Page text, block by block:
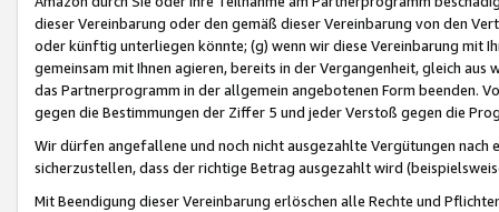
dieser Vereinbarung oder den gemäß dieser Vereinbarung von den
oder künftig unterliegen könnte; (g) wenn wir diese Vereinbarung mit
gemeinsam mit Ihnen agieren, bereits in der Vergangenheit, gleich
das Partnerprogramm in der allgemein angebotenen Form beenden.
gegen die Bestimmungen der Ziffer 5 und jeder Verstoß gegen die
Wir dürfen angefallene und noch nicht ausgezahlte Vergütungen
sicherzustellen, dass der richtige Betrag ausgezahlt wird
Mit Beendigung dieser Vereinbarung erlöschen alle Rechte und